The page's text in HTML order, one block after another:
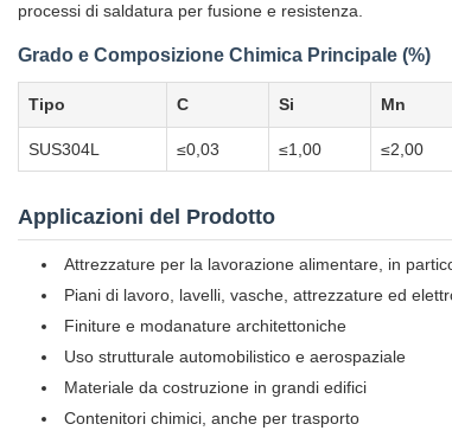
processi di saldatura per fusione e resistenza.
Grado e Composizione Chimica Principale (%)
Tipo C Si Mn
SUS304L ≤0,03 ≤1,00 ≤2,00
Applicazioni del Prodotto
Attrezzature per la lavorazione alimentare, in
Piani di lavoro, lavelli, vasche, attrezzature ed
Finiture e modanature architettoniche
Uso strutturale automobilistico e aerospaziale
Materiale da costruzione in grandi edifici
Contenitori chimici, anche per trasporto